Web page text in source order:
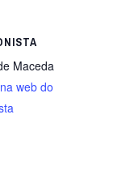
Maceda
web do